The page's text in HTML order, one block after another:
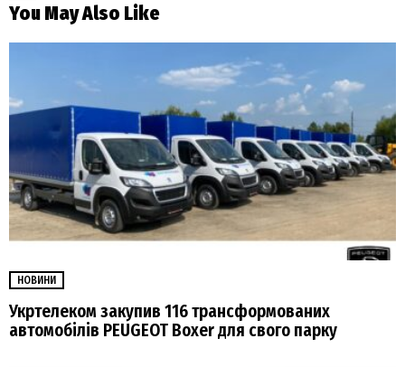
You May Also Like
НОВИНИ
Укртелеком закупив 116 трансформованих
автомобілів PEUGEOT Boxer для свого парку